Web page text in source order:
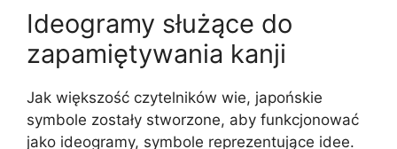
Ideogramy służące do
zapamiętywania kanji
Jak większość czytelników wie, japońskie
symbole zostały stworzone, aby funkcjonować
jako ideogramy, symbole reprezentujące idee.